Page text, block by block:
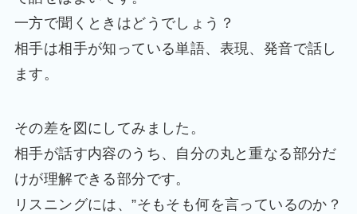
一方で聞くときはどうでしょう？
相手は相手が知っている単語、表現、発音で話し
ます。
その差を図にしてみました。
相手が話す内容のうち、自分の丸と重なる部分だ
けが理解できる部分です。
リスニングには、”そもそも何を言っているのか？